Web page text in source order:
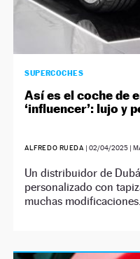
SUPERCOCHES
Así es el coche de
‘influencer’: lujo y
ALFREDO RUEDA | 02/04/2025|
Un distribuidor de
personalizado con
muchas modificaciones.